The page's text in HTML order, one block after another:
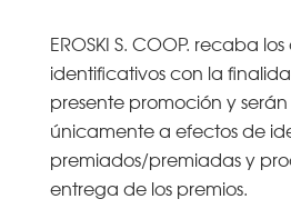
EROSKI S. COOP. recaba
identificativos con la
presente promoción y
únicamente a efectos de
premiados/premiadas y
entrega de los premios.